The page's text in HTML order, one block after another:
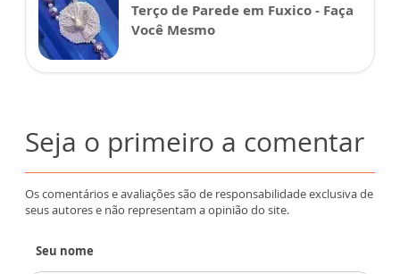
Terço de Parede em Fuxico - Faça
Você Mesmo
Seja o primeiro a comentar
Os comentários e avaliações são de responsabilidade exclusiva de
seus autores e não representam a opinião do site.
Seu nome